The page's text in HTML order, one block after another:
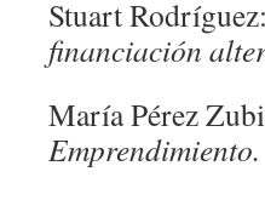
Stuart
financiación
María Pérez
Emprendimiento.